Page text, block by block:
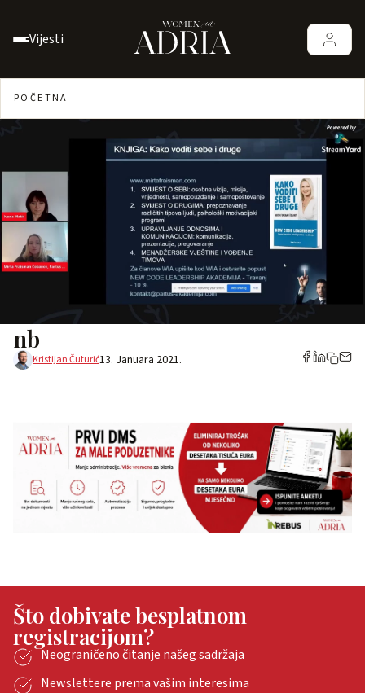
Vijesti
POČETNA
nb
Kristijan Čuturić13. Januara 2021.
Što dobivate besplatnom
registracijom?
Neograničeno čitanje našeg sadržaja
Newslettere prema vašim interesima